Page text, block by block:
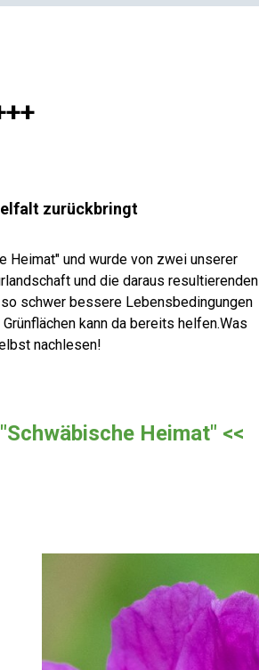
zurückbringt
Heimat" und wurde von zwei unserer
und die daraus resultierenden
schwer bessere Lebensbedingungen
kann da bereits helfen.Was
nachlesen!
Heimat" <<